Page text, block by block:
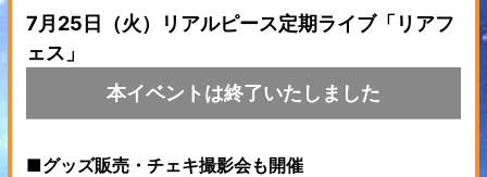
7月25日（火）リアルピース定期ライブ「リアフ
ェス」
本イベントは終了いたしました
■グッズ販売・チェキ撮影会も開催